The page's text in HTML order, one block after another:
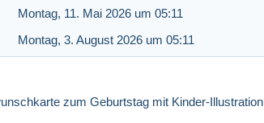
Montag, 11. Mai 2026 um 05:11
Montag, 3. August 2026 um 05:11
zum Geburtstag mit Kinder-Illustration